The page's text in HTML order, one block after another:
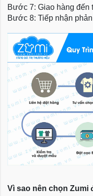
Bước 7: Giao hàng đến
Bước 8: Tiếp nhận
Vì sao nên chọn Zumi